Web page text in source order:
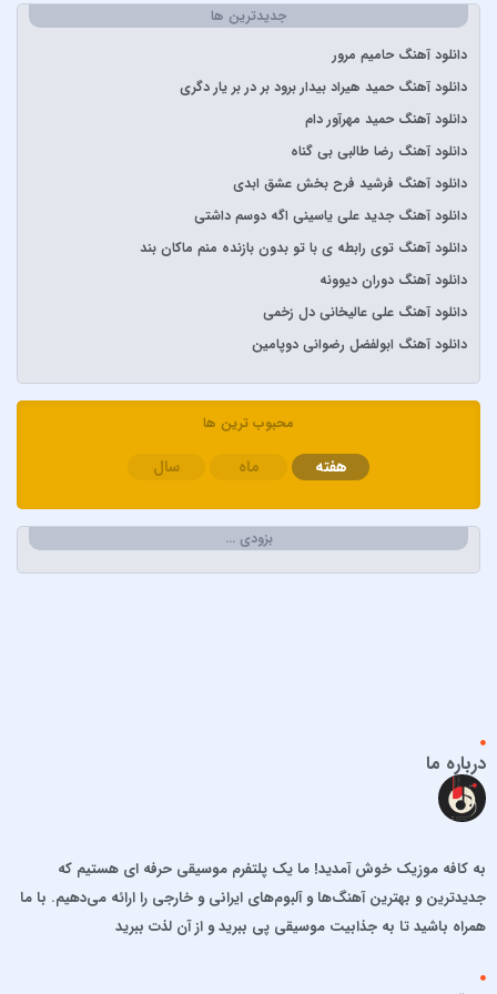
آبان بند
آدوین
آراز
آرتا
آرتا و آرون
آرتا و پارسالیپ
آرش AP
آرش و ساسی
آرمان گرشاسبی
آرمین زارعی
آرون افشار
آصف آریا
ابولفضل رضوانی
ابی دولابی
ابی و کامران و هومن
احمد سلو
ادریس محمدپور
افشین آذری
افشین خان
الجان
جدیدترین ها
دانلود آهنگ حامیم مرور
دانلود آهنگ حمید هیراد بیدار برود بر در بر یار دگری
دانلود آهنگ حمید مهرآور دام
دانلود آهنگ رضا طالبی بی گناه
دانلود آهنگ فرشید فرح بخش عشق ابدی
دانلود آهنگ جدید علی یاسینی اگه دوسم داشتی
دانلود آهنگ توی رابطه ی با تو بدون بازنده منم ماکان بند
دانلود آهنگ دوران دیوونه
دانلود آهنگ علی عالیخانی دل زخمی
دانلود آهنگ ابولفضل رضوانی دوپامین
محبوب ترین ها
هفته ماه سال
بزودی …
درباره ما
به کافه موزیک خوش آمدید! ما یک پلتفرم موسیقی حرفه ای هستیم که
جدیدترین و بهترین آهنگ‌ها و آلبوم‌های ایرانی و خارجی را ارائه می‌دهیم. با ما
همراه باشید تا به جذابیت موسیقی پی ببرید و از آن لذت ببرید